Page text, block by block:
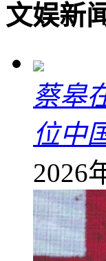
文娱新
蔡皋
位中
2026